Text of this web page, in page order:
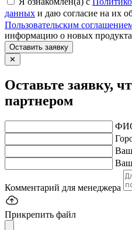
данных и даю согласие на их
Пользовательским
информацию о новых
Оставить заявку
✕
Оставьте заявку,
партнером
Ваш
Комментарий для менеджера
Прикрепить файл